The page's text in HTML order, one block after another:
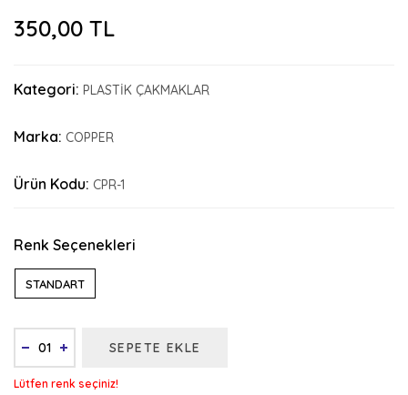
350,00 TL
Kategori: PLASTİK ÇAKMAKLAR
Marka: COPPER
Ürün Kodu: CPR-1
Renk Seçenekleri
STANDART
SEPETE EKLE
Lütfen renk seçiniz!